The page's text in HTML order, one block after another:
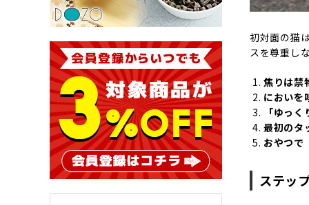
初対面の猫
スを尊重し
焦りは禁
においを
「ゆっ
最初のタ
おやつで
ステッ